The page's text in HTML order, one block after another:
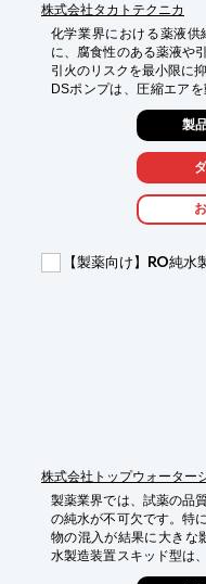
株式会社タカトテクニカ
化学業界における薬液
に、腐食性のある薬液や
引火のリスクを最小限に
DSポンプは、圧縮エア
用が可能であり、安全な
【活用シーン】
・腐食性薬液の移送
・酸性薬品、強アルカリ
・引火性溶剤の供給
・液漏れリスクの低減
製
【製薬向け】RO純
株式会社トップウォーター
製薬業界では、試薬の品
の純水が不可欠です。特
物の混入が結果に大きな
水製造装置スキッド型は
製造に必要な高純度RO